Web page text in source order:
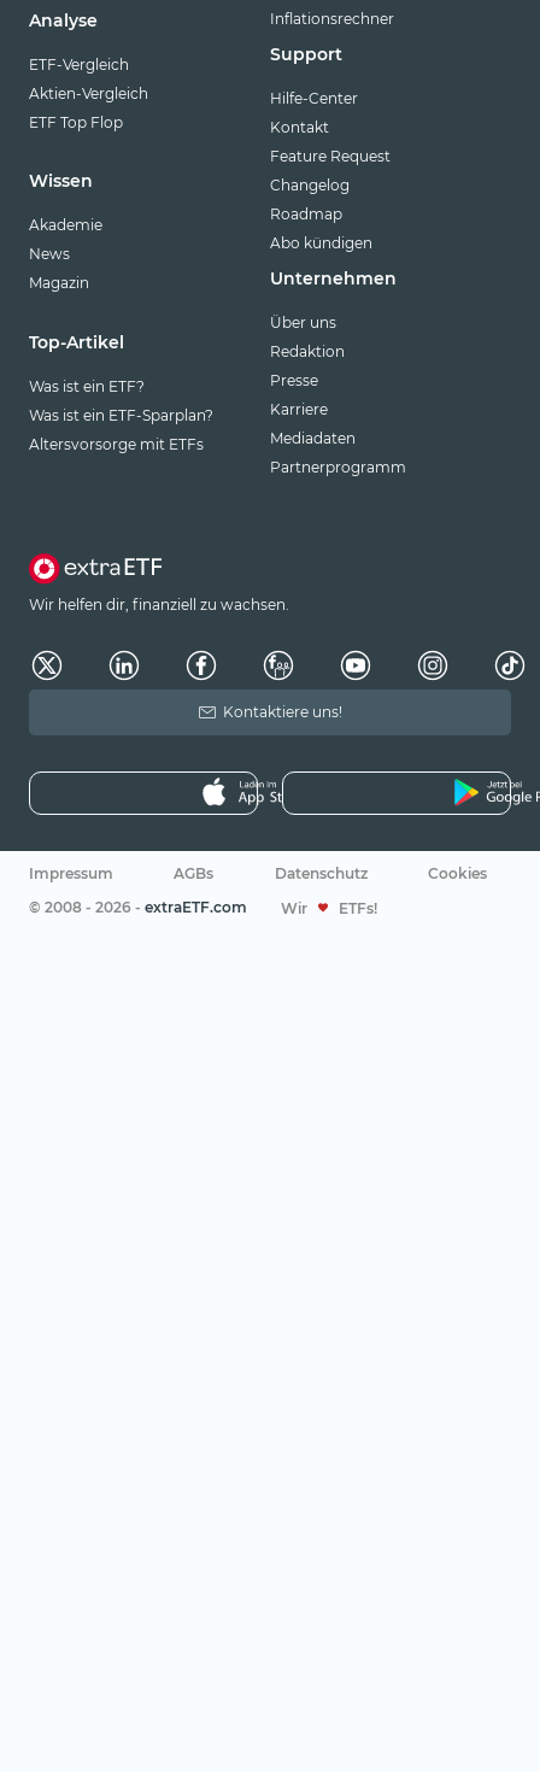
Analyse
ETF-Vergleich
Aktien-Vergleich
ETF Top Flop
Wissen
Akademie
News
Magazin
Top-Artikel
Was ist ein ETF?
Was ist ein ETF-Sparplan?
Altersvorsorge mit ETFs
Inflationsrechner
Support
Hilfe-Center
Kontakt
Feature Request
Changelog
Roadmap
Abo kündigen
Unternehmen
Über uns
Redaktion
Presse
Karriere
Mediadaten
Partnerprogramm
Wir helfen dir, finanziell zu wachsen.
Kontaktiere uns!
Impressum AGBs Datenschutz
Cookies
© 2008 - 2026 - extraETF.com Wir ETFs!